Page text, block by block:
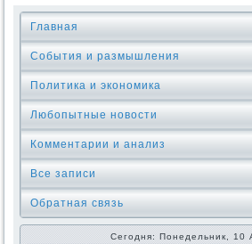
Главная
События и размышления
Политика и экономика
Любопытные новости
Комментарии и анализ
Все записи
Обратная связь
Сегодня: Понедельник, 10